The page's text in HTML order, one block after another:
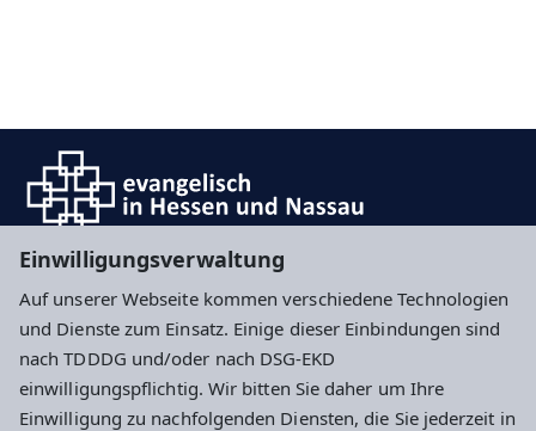
Einwilligungsverwaltung
Auf unserer Webseite kommen verschiedene Technologien
und Dienste zum Einsatz. Einige dieser Einbindungen sind
nach TDDDG und/oder nach DSG-EKD
einwilligungspflichtig. Wir bitten Sie daher um Ihre
Einwilligung zu nachfolgenden Diensten, die Sie jederzeit in
Hier können Sie sich für unseren Newsletter
anmelden
Impressum Datenschutz Cookie-Einstellungen